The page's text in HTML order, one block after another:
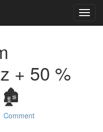
+ 50 %
🏚
Comment